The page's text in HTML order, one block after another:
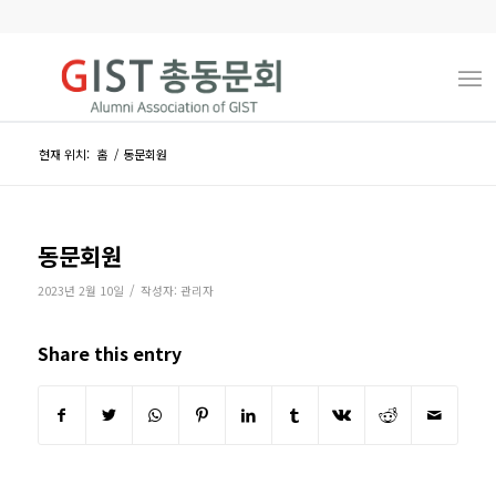
현재 위치: 홈 / 동문회원
동문회원
2023년 2월 10일 / 작성자: 관리자
Share this entry